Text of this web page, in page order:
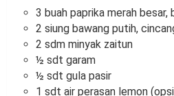
3 buah paprika merah besar,
2 siung bawang putih,
2 sdm minyak zaitun
½ sdt garam
½ sdt gula pasir
1 sdt air perasan lemon